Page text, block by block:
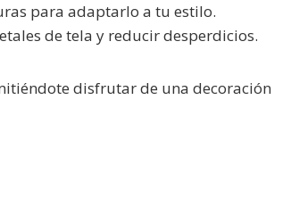
para adaptarlo a tu estilo.
de tela y reducir desperdicios.
disfrutar de una decoración